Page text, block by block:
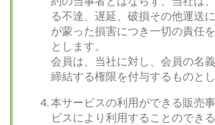
る不達、遅延、破損その他運送
が蒙った損害につき一切の責任
とします。
会員は、当社に対し、会員の名
締結する権限を付与するものとし
本サービスの利用ができる販売
ビスにより利用することのでき